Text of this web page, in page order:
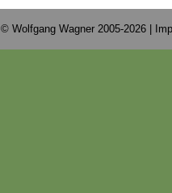
© Wolfgang Wagner 2005-2026 |